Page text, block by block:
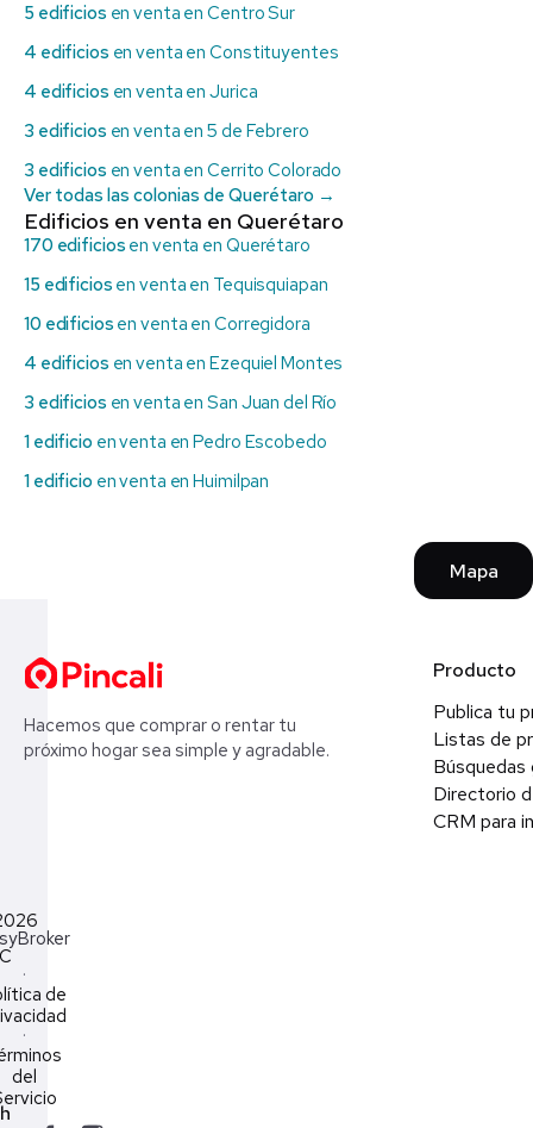
5 edificios en venta en Centro Sur
4 edificios en venta en Constituyentes
4 edificios en venta en Jurica
3 edificios en venta en 5 de Febrero
3 edificios en venta en Cerrito Colorado
Ver todas las colonias de Querétaro →
Edificios en venta en Querétaro
170 edificios en venta en Querétaro
15 edificios en venta en Tequisquiapan
10 edificios en venta en Corregidora
4 edificios en venta en Ezequiel Montes
3 edificios en venta en San Juan del Río
1 edificio en venta en Pedro Escobedo
1 edificio en venta en Huimilpan
Mapa
Hacemos que comprar o rentar tu
próximo hogar sea simple y agradable.
Producto
Publica tu
Listas de
Búsquedas
Directorio
CRM para
·
de
·
del